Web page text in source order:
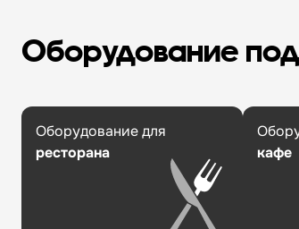
Оборудование
Оборудование для
ресторана
кафе